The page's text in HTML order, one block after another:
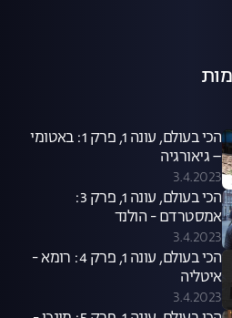
הכי בעולם, עונה 1, פרק 1: באטומי
– גיאורגיה
3.4.2023
הכי בעולם, עונה 1, פרק 3:
אמסטרדם - הולנד
3.4.2023
הכי בעולם, עונה 1, פרק 4: רומא -
איטליה
3.4.2023